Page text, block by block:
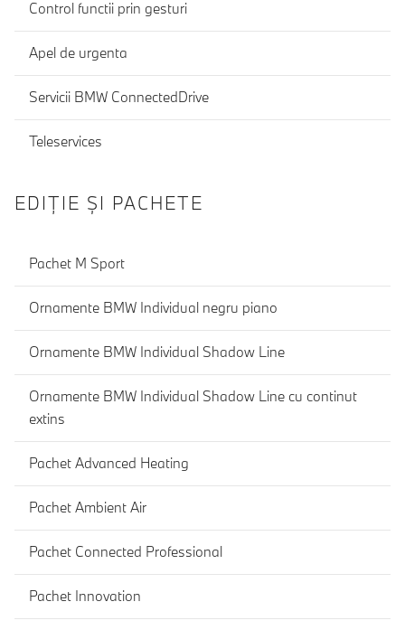
Control functii prin gesturi
Apel de urgenta
Servicii BMW ConnectedDrive
Teleservices
EDIŢIE ŞI PACHETE
Pachet M Sport
Ornamente BMW Individual negru piano
Ornamente BMW Individual Shadow Line
Ornamente BMW Individual Shadow Line cu continut
extins
Pachet Advanced Heating
Pachet Ambient Air
Pachet Connected Professional
Pachet Innovation